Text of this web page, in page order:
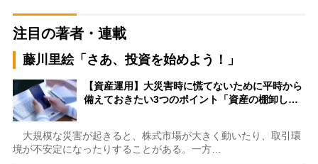
注目の著者・連載
藤川里絵「さあ、投資を始めよう！」
【資産運用】大災害時に慌てないために平時から
備えておきたい3つのポイント「資産の棚卸し…
大規模な災害が起きると、株式市場が大きく動いたり、取引環
境が不安定になったりすることがある。一方…